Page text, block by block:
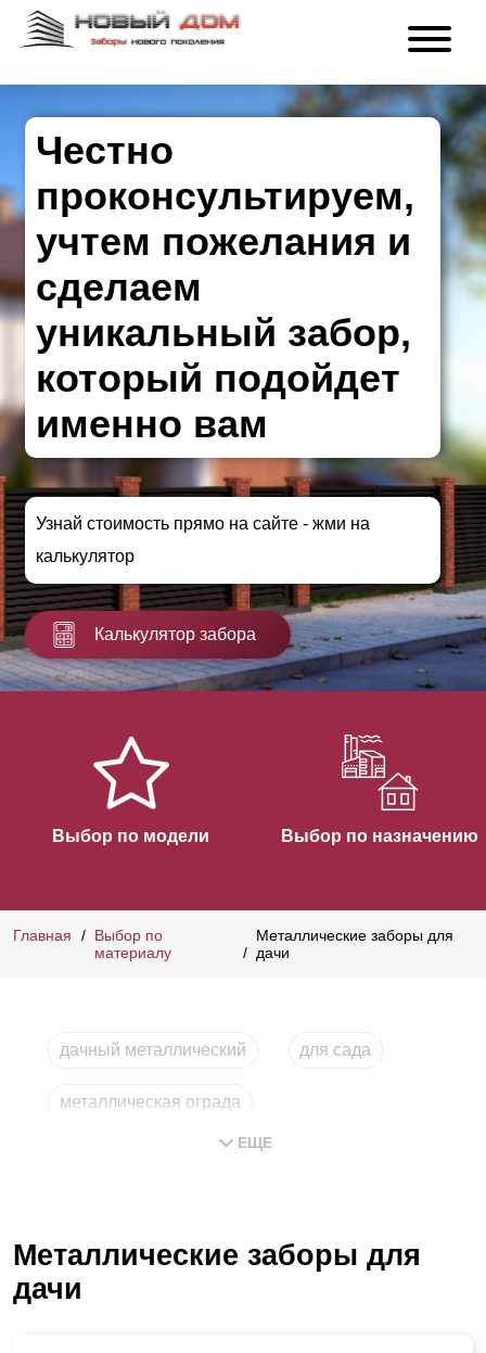
Честно
проконсультируем,
учтем пожелания и
сделаем
уникальный забор,
который подойдет
именно вам
Узнай стоимость прямо на сайте - жми на
калькулятор
Калькулятор забора
Выбор по модели Выбор по назначению
Главная
Выбор по
материалу
Металлические заборы для
дачи
дачный металлический для сада
металлическая ограда
самый дешевый
ЕЩЕ
Металлические заборы для
дачи